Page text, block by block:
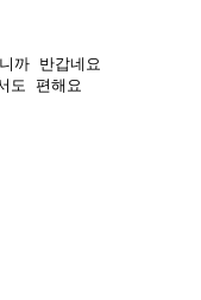
까 반갑네요
도 편해요